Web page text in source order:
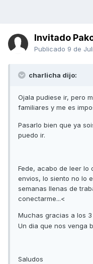
Invitado
Publicado 9 de
charlicha dijo:
Ojala pudiese ir, pero
familiares y me es
Pasarlo bien que ya
puedo ir.
Fede, acabo de leer lo
envios, lo siento no lo
semanas llenas de
conectarme...<
Muchas gracias a los
Un dia que nos venga
Saludos